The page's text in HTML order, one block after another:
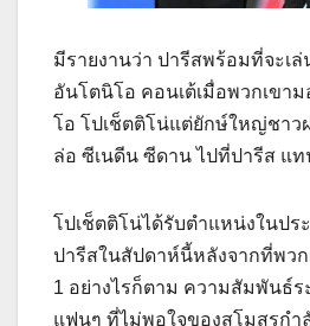
มีรายงานว่า ปารีสพร้อมที่จะเ
อันโตนิโอ คอนเต้เมื่อพวกเขาม
โอ โปเช็ตติโน่แต่ยักษ์ใหญ่ชาว
ล่อ ซีเนดีน ซีดาน ไปที่ปารีส แ
โปเช็ตติโน่ได้รับตำแหน่งในปร
ปารีสในสัปดาห์นี้หลังจากที่พวก
1 อย่างไรก็ตาม ความสัมพันธ์ร
แฟนๆ ที่ไม่พอใจของสโมสรกำ